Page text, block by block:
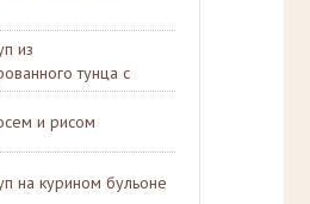
из
тунца с
и рисом
на курином бульоне